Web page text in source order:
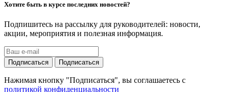
Хотите быть в курсе последних новостей?
Подпишитесь на рассылку для руководителей: новости,
акции, мероприятия и полезная информация.
Подписаться Подписаться
Нажимая кнопку "Подписаться", вы соглашаетесь с
политикой конфиденциальности